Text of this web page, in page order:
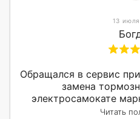
13
Обращался в сервис
замена
электросамокате
сделали в лучшем
Читать